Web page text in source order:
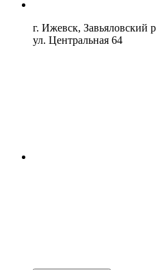
г. Ижевск, Завьяловский
ул. Центральная 64